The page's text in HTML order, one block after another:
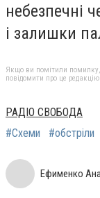
небезпечні
і залишки
Якщо ви помітили помилку,
повідомити про це редакцію
РАДІО СВОБОДА
#Схеми
#обстріли
Ефименко